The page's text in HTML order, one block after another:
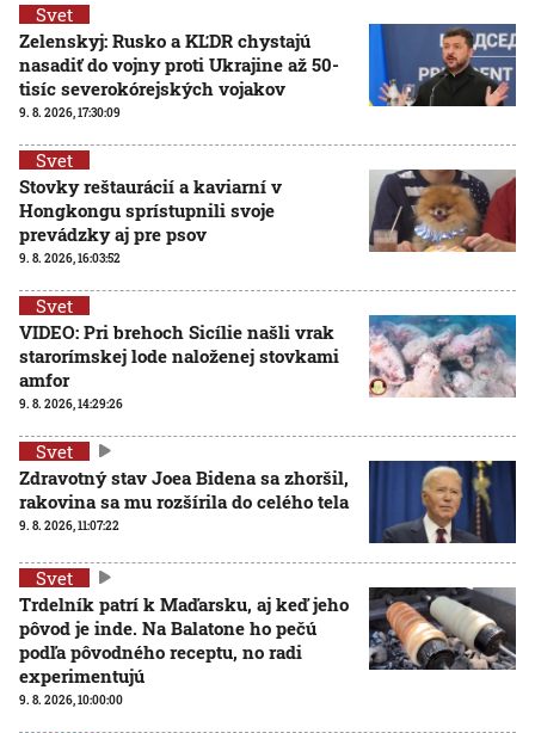
Svet
Zelenskyj: Rusko a KĽDR chystajú
nasadiť do vojny proti Ukrajine až 50-
tisíc severokórejských vojakov
9. 8. 2026, 17:30:09
Svet
Stovky reštaurácií a kaviarní v
Hongkongu sprístupnili svoje
prevádzky aj pre psov
9. 8. 2026, 16:03:52
Svet
VIDEO: Pri brehoch Sicílie našli vrak
starorímskej lode naloženej stovkami
amfor
9. 8. 2026, 14:29:26
Svet
Zdravotný stav Joea Bidena sa zhoršil,
rakovina sa mu rozšírila do celého tela
9. 8. 2026, 11:07:22
Svet
Trdelník patrí k Maďarsku, aj keď jeho
pôvod je inde. Na Balatone ho pečú
podľa pôvodného receptu, no radi
experimentujú
9. 8. 2026, 10:00:00